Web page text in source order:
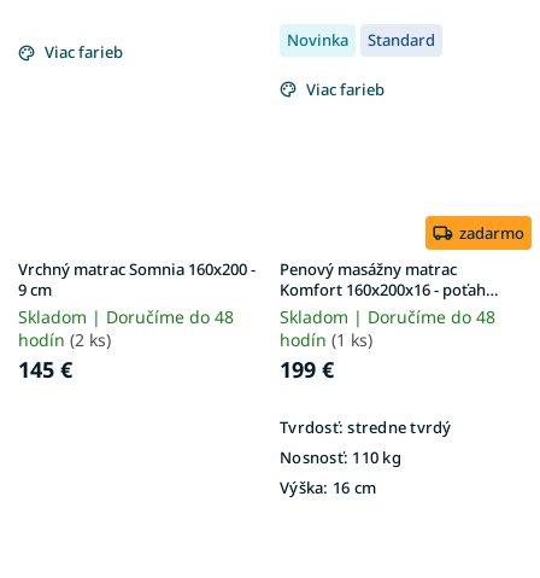
Viac farieb
Vrchný matrac Somnia 160x200 -
9 cm
Skladom | Doručíme do 48
hodín (2 ks)
145 €
Novinka Standard
Viac farieb
zadarmo
Penový masážny matrac
Komfort 160x200x16 - poťah
Matrix
Skladom | Doručíme do 48
hodín (1 ks)
199 €
Tvrdosť: stredne tvrdý
Nosnosť: 110 kg
Výška: 16 cm